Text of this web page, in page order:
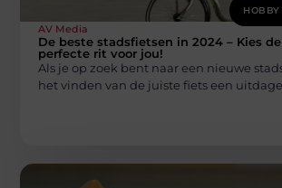
AV Media
De beste stadsfietsen in 2024 – Kies de
perfecte rit voor jou!
Als je op zoek bent naar een nieuwe
het vinden van de juiste fiets een